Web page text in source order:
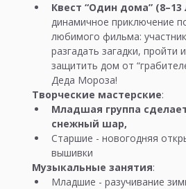
Квест “Один дома” (8–13
динамичное приключение
любимого фильма:
разгадать загадки, пройти
защитить дом от
Деда Мороза!
Творческие мастерские:
Младшая группа
снежный шар,
Старшие - новогодняя
вышивки
Музыкальные занятия:
Младшие - разучивание